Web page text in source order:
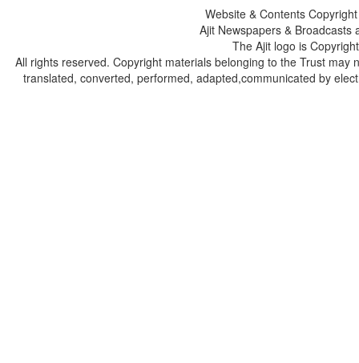
Website & Contents
Ajit Newspapers &
The Ajit logo is
All rights reserved. Copyright materials belonging to the Trust
translated, converted, performed, adapted,communicated by